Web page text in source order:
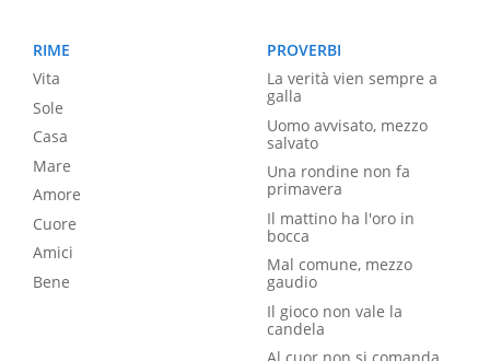
RIME
Vita
Sole
Casa
Mare
Amore
Cuore
Amici
Bene
PROVERBI
La verità vien sempre a
galla
Uomo avvisato, mezzo
salvato
Una rondine non fa
primavera
Il mattino ha l'oro in
bocca
Mal comune, mezzo
gaudio
Il gioco non vale la
candela